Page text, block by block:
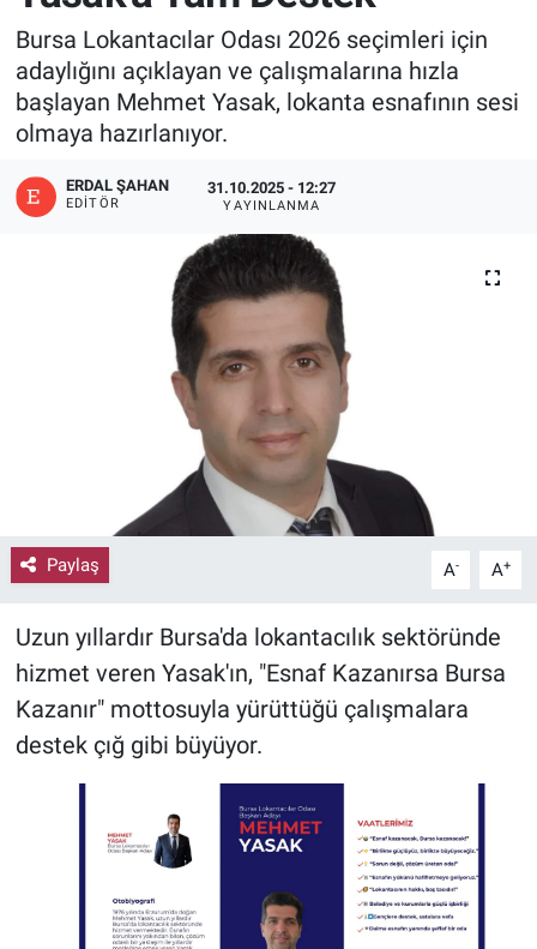
Bursa Lokantacılar Odası 2026 seçimleri için
adaylığını açıklayan ve çalışmalarına hızla
başlayan Mehmet Yasak, lokanta esnafının sesi
olmaya hazırlanıyor.
ERDAL ŞAHAN
EDITÖR
31.10.2025 - 12:27
YAYINLANMA
Paylaş A- A+
Uzun yıllardır Bursa'da lokantacılık sektöründe
hizmet veren Yasak'ın, "Esnaf Kazanırsa Bursa
Kazanır" mottosuyla yürüttüğü çalışmalara
destek çığ gibi büyüyor.